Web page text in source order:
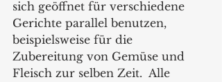
sich geöffnet für verschiedene
Gerichte parallel benutzen,
beispielsweise für die
Zubereitung von Gemüse und
Fleisch zur selben Zeit.  Alle